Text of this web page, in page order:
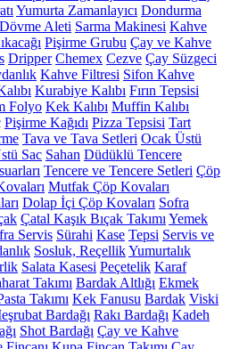
Yumurta Zamanlayıcı Dondurma
Aleti Sarma Makinesi Kahve
Pişirme Grubu Çay ve Kahve
Dripper Chemex Cezve Çay Süzgeci
Kahve Filtresi Sifon Kahve
Kurabiye Kalıbı Fırın Tepsisi
Folyo Kek Kalıbı Muffin Kalıbı
Pişirme Kağıdı Pizza Tepsisi Tart
Tava ve Tava Setleri Ocak Üstü
Sac Sahan Düdüklü Tencere
Tencere ve Tencere Setleri Çöp
Mutfak Çöp Kovaları
Dolap İçi Çöp Kovaları Sofra
Çatal Kaşık Bıçak Takımı Yemek
Servis Sürahi Kase Tepsi Servis ve
Sosluk, ReçellikYumurtalık
Salata Kasesi Peçetelik Karaf
Takımı Bardak Altlığı Ekmek
Takımı Kek Fanusu Bardak Viski
Bardağı Rakı Bardağı Kadeh
Shot Bardağı Çay ve Kahve